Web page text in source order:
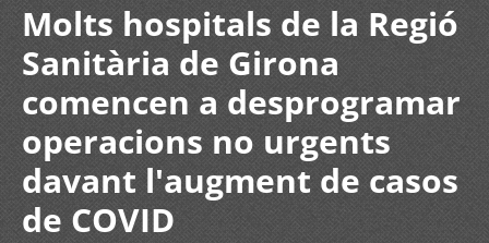
Molts hospitals de la Regió
Sanitària de Girona
comencen a desprogramar
operacions no urgents
davant l'augment de casos
de COVID